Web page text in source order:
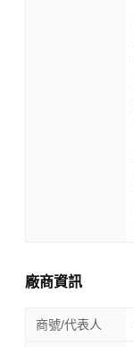
廠商資訊
商號/代表人